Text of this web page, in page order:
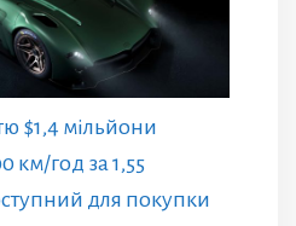
$1,4 мільйони
км/год за 1,55
для покупки